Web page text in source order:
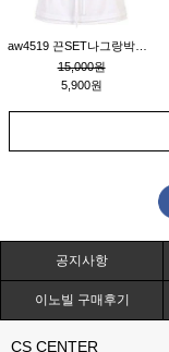
15,000원
5,900원
공지사항
이노빌 구매후기
CS CENTER